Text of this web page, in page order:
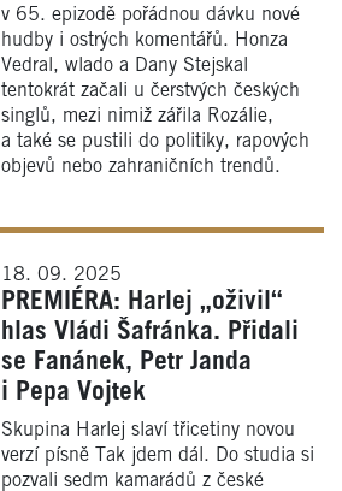
v 65. epizodě pořádnou dávku nové
hudby i ostrých komentářů. Honza
Vedral, wlado a Dany Stejskal
tentokrát začali u čerstvých českých
singlů, mezi nimiž zářila Rozálie,
a také se pustili do politiky, rapových
objevů nebo zahraničních trendů.
18. 09. 2025
PREMIÉRA: Harlej „oživil“
hlas Vládi Šafránka. Přidali
se Fanánek, Petr Janda
i Pepa Vojtek
Skupina Harlej slaví třicetiny novou
verzí písně Tak jdem dál. Do studia si
pozvali sedm kamarádů z české